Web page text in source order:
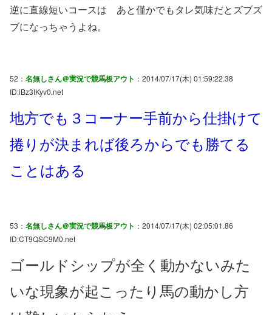
逆に直線短いコースは あと僅かでもタレ気味だとズブズ
ブになっちゃうよね。
52： 名無しさん＠実況で競馬板アウト ：2014/07/17(木) 01:59:22.38
ID:iBz3IKyv0.net
地方でも３コーナー手前から仕掛けて
捲りが決まれば後ろからでも勝てる
ことはある
53： 名無しさん＠実況で競馬板アウト ：2014/07/17(木) 02:05:01.86
ID:CT9QSC9M0.net
ゴールドシップが全く動かないみた
いな現象が起こったり馬の動かし方